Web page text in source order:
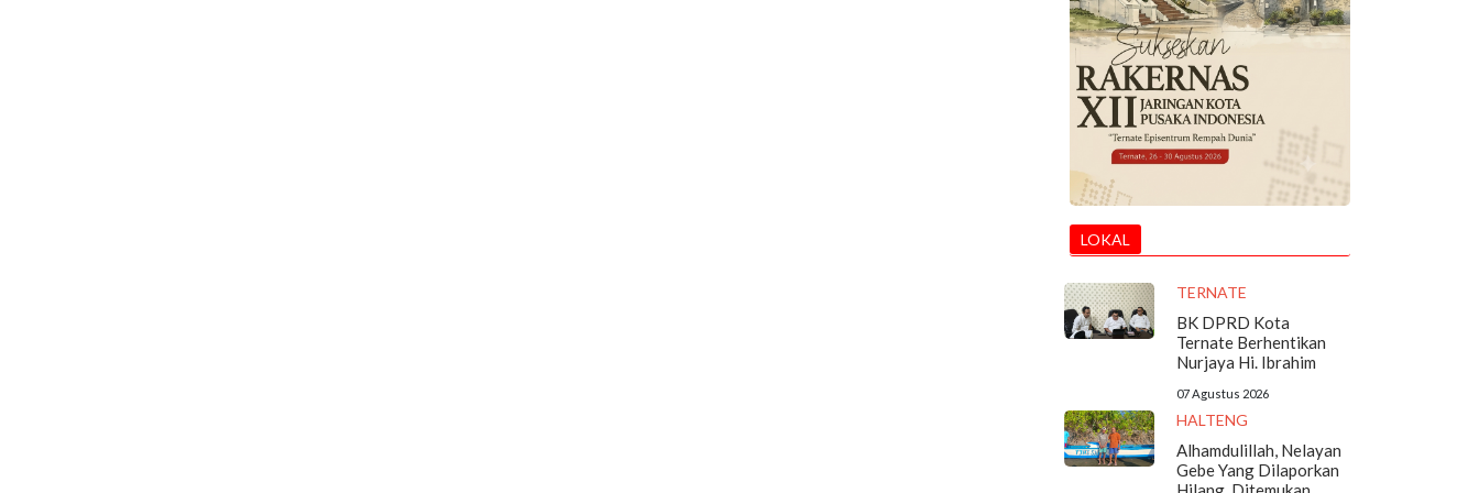
LOKAL
TERNATE
BK DPRD Kota
Ternate Berhentikan
Nurjaya Hi. Ibrahim
07 Agustus 2026
HALTENG
Alhamdulillah, Nelayan
Gebe Yang Dilaporkan